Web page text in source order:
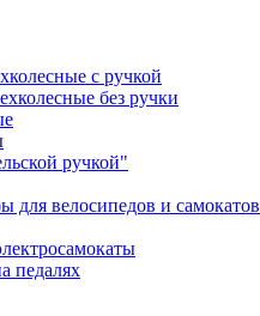
с ручкой
без ручки
ручкой"
для велосипедов и самокатов
педалях